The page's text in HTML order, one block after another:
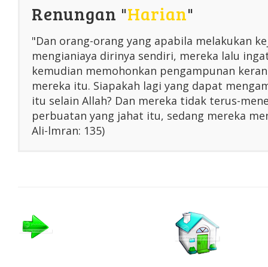
Renungan "Harian"
"Dan orang-orang yang apabila melakukan
mengianiaya dirinya sendiri, mereka lalu
kemudian memohonkan pengampunan
mereka itu. Siapakah lagi yang dapat
itu selain Allah? Dan mereka tidak terus-
perbuatan yang jahat itu, sedang mereka
Ali-lmran: 135)